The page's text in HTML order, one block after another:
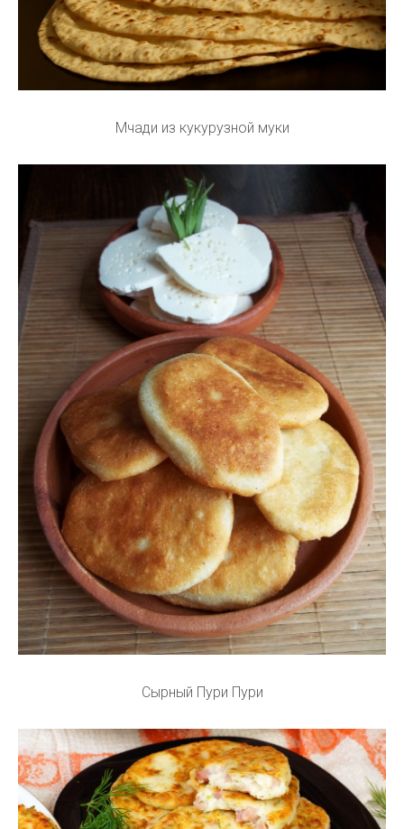
Мчади из кукурузной муки
Сырный Пури Пури